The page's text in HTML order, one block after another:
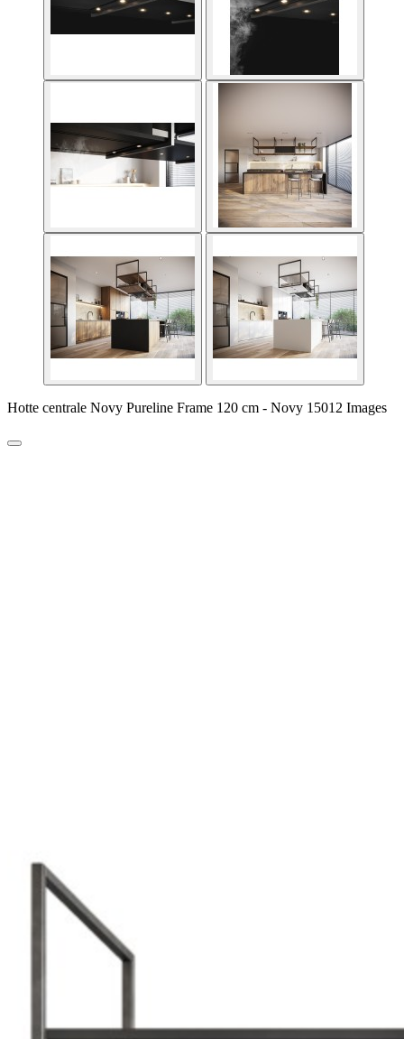
Hotte centrale Novy Pureline Frame 120 cm - Novy 15012 Images